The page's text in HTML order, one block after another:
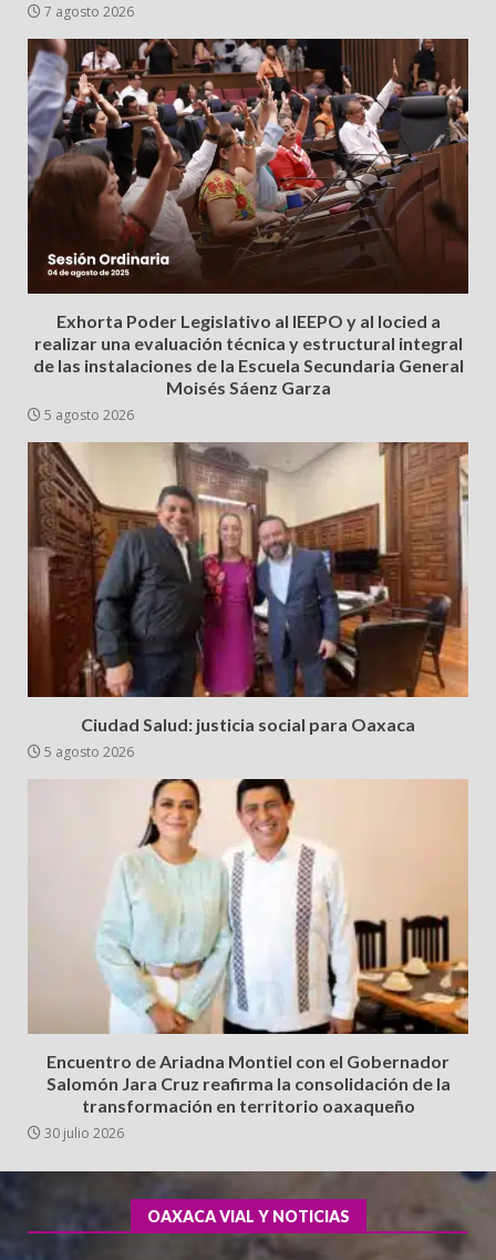
7 agosto 2026
Exhorta Poder Legislativo al IEEPO y al Iocied a
realizar una evaluación técnica y estructural integral
de las instalaciones de la Escuela Secundaria General
Moisés Sáenz Garza
5 agosto 2026
Ciudad Salud: justicia social para Oaxaca
5 agosto 2026
Encuentro de Ariadna Montiel con el Gobernador
Salomón Jara Cruz reafirma la consolidación de la
transformación en territorio oaxaqueño
30 julio 2026
OAXACA VIAL Y NOTICIAS